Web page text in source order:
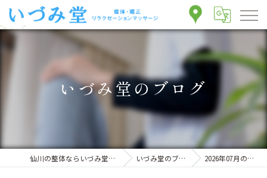
いづみ堂のブログ
仙川の整体ならいづみ堂整体院 いづみ堂のブログ 2026年07月の記事